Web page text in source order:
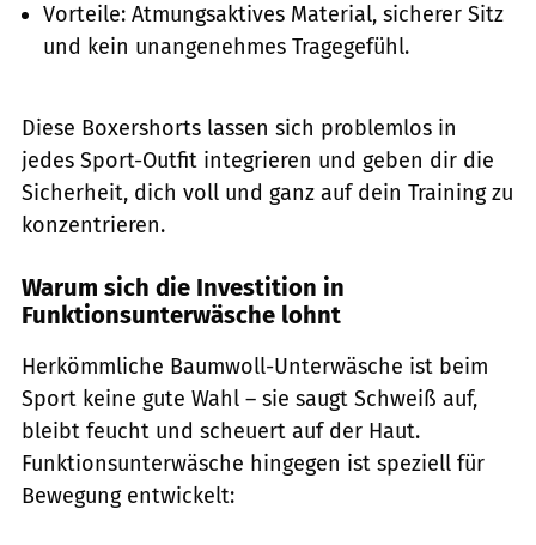
Vorteile: Atmungsaktives Material, sicherer Sitz
und kein unangenehmes Tragegefühl.
Diese Boxershorts lassen sich problemlos in
jedes Sport-Outfit integrieren und geben dir die
Sicherheit, dich voll und ganz auf dein Training zu
konzentrieren.
Warum sich die Investition in
Funktionsunterwäsche lohnt
Herkömmliche Baumwoll-Unterwäsche ist beim
Sport keine gute Wahl – sie saugt Schweiß auf,
bleibt feucht und scheuert auf der Haut.
Funktionsunterwäsche hingegen ist speziell für
Bewegung entwickelt: